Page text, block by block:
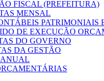
FISCAL (PREFEITURA)
MENSAL
PATRIMONIAIS
DE EXECUÇÃO
DO GOVERNO
DA GESTÃO